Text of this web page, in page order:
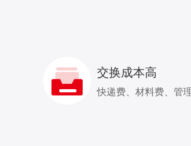
交换成本高
快递费、材料费、管